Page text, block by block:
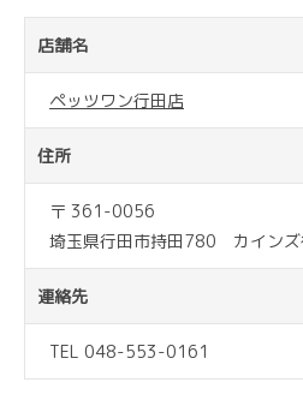
店舗名
ペッツワン行田店
住所
〒 361-0056
埼玉県行田市持田780 カインズ
連絡先
TEL 048-553-0161